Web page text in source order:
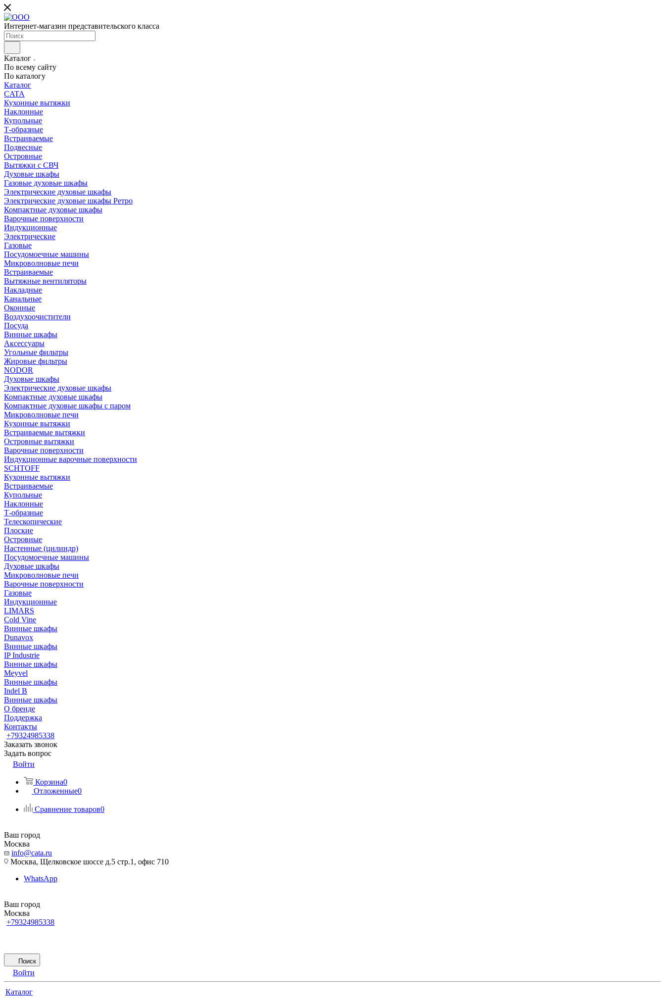
Интернет-магазин представительского класса
Каталог
По всему сайту
По каталогу
Каталог
CATA
Кухонные вытяжки
Наклонные
Купольные
Т-образные
Встраиваемые
Подвесные
Островные
Вытяжки с СВЧ
Духовые шкафы
Газовые духовые шкафы
Электрические духовые шкафы
Электрические духовые шкафы Ретро
Компактные духовые шкафы
Варочные поверхности
Индукционные
Электрические
Газовые
Посудомоечные машины
Микроволновые печи
Встраиваемые
Вытяжные вентиляторы
Накладные
Канальные
Оконные
Воздухоочистители
Посуда
Винные шкафы
Аксессуары
Угольные фильтры
Жировые фильтры
NODOR
Духовые шкафы
Электрические духовые шкафы
Компактные духовые шкафы
Компактные духовые шкафы с паром
Микроволновые печи
Кухонные вытяжки
Встраиваемые вытяжки
Островные вытяжки
Варочные поверхности
Индукционные варочные поверхности
SCHTOFF
Кухонные вытяжки
Встраиваемые
Купольные
Наклонные
Т-образные
Телескопические
Плоские
Островные
Настенные (цилиндр)
Посудомоечные машины
Духовые шкафы
Микроволновые печи
Варочные поверхности
Газовые
Индукционные
LIMARS
Cold Vine
Винные шкафы
Dunavox
Винные шкафы
IP Industrie
Винные шкафы
Meyvel
Винные шкафы
Indel B
Винные шкафы
О бренде
Поддержка
Контакты
+79324985338
Заказать звонок
Задать вопрос
Войти
Корзина0
Отложенные0
Сравнение товаров0
Ваш город
Москва
info@cata.ru
Москва, Щелковское шоссе д.5 стр.1, офис 710
WhatsApp
Ваш город
Москва
+79324985338
Поиск
Войти
Каталог